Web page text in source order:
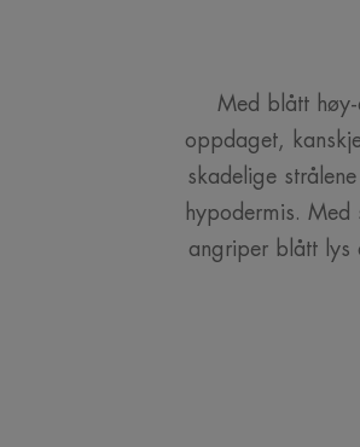
Med blått
oppdaget,
skadelige
hypodermis. Med
angriper blått lys